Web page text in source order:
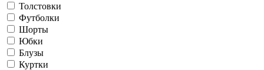
Толстовки
Футболки
Шорты
Юбки
Блузы
Куртки